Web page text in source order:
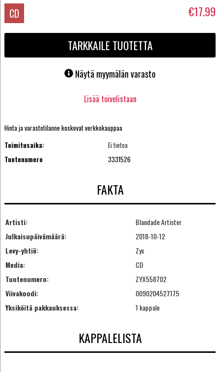
CD €17.99
TARKKAILE TUOTETTA
Näytä myymälän varasto
Lisää toivelistaan
Hinta ja varastotilanne koskevat verkkokauppaa
Toimitusaika:
Ei tietoa
Tuotenumero
3331526
FAKTA
Artisti:
Blandade Artister
Julkaisupäivämäärä:
2018-10-12
Levy-yhtiö:
Zyx
Media:
CD
Tuotenumero:
ZYX558702
Viivakoodi:
0090204527175
Yksiköitä pakkauksessa:
1 kappale
KAPPALELISTA